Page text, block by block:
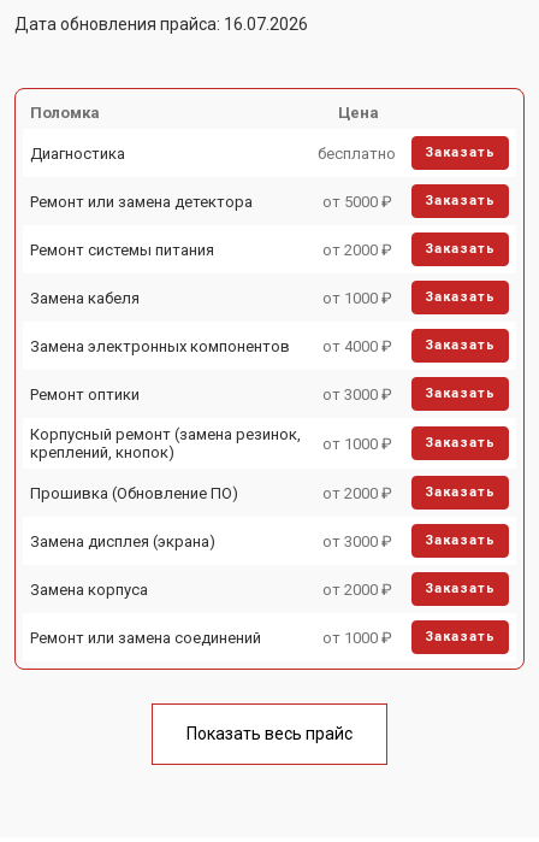
Дата обновления прайса: 16.07.2026
Поломка Цена
Диагностика бесплатно Заказать
Ремонт или замена детектора от 5000 ₽ Заказать
Ремонт системы питания от 2000 ₽ Заказать
Замена кабеля от 1000 ₽ Заказать
Замена электронных компонентов от 4000 ₽ Заказать
Ремонт оптики от 3000 ₽ Заказать
Корпусный ремонт (замена резинок,
креплений, кнопок)
от 1000 ₽ Заказать
Прошивка (Обновление ПО) от 2000 ₽ Заказать
Замена дисплея (экрана) от 3000 ₽ Заказать
Замена корпуса от 2000 ₽ Заказать
Ремонт или замена соединений от 1000 ₽ Заказать
Показать весь прайс